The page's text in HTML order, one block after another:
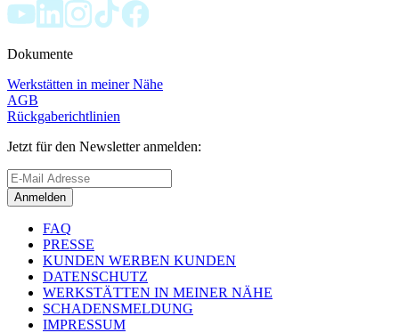
Dokumente
Werkstätten in meiner Nähe
AGB
Rückgaberichtlinien
Jetzt für den Newsletter anmelden:
Anmelden
FAQ
PRESSE
KUNDEN WERBEN KUNDEN
DATENSCHUTZ
WERKSTÄTTEN IN MEINER NÄHE
SCHADENSMELDUNG
IMPRESSUM